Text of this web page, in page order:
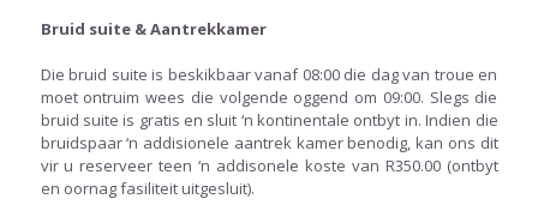
Bruid suite & Aantrekkamer
Die bruid suite is beskikbaar vanaf 08:00 die dag van troue en
moet ontruim wees die volgende oggend om 09:00. Slegs die
bruid suite is gratis en sluit ‘n kontinentale ontbyt in. Indien die
bruidspaar ‘n addisionele aantrek kamer benodig, kan ons dit
vir u reserveer teen ‘n addisonele koste van R350.00 (ontbyt
en oornag fasiliteit uitgesluit).